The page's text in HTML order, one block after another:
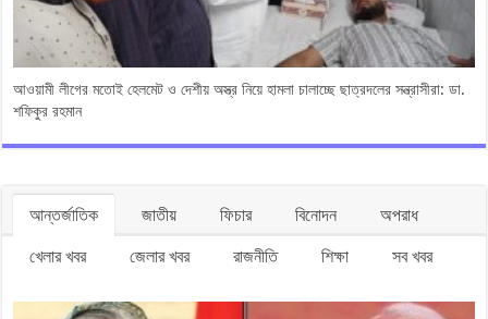
আওয়ামী লীগের মতোই হেলমেট ও দেশীয় অস্ত্র নিয়ে হামলা চালাচ্ছে ছাত্রদলের সন্ত্রাসীরা: ডা.
শফিকুর রহমান
আন্তর্জাতিক জাতীয় ফিচার বিনোদন অপরাধ
খেলার খবর জেলার খবর রাজনীতি শিক্ষা সব খবর